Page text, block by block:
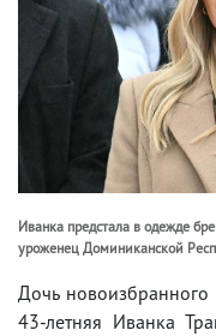
Иванка предстала в одежде
уроженец Доминиканской
Дочь
43-летняя Иванка